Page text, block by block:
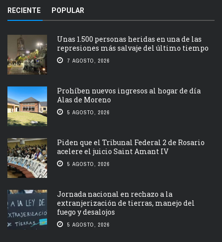
RECIENTE POPULAR
Unas 1.500 personas heridas en una de las
represiones más salvaje del último tiempo
7 AGOSTO, 2026
Prohíben nuevos ingresos al hogar de día
Alas de Moreno
5 AGOSTO, 2026
Piden que el Tribunal Federal 2 de Rosario
acelere el juicio Saint Amant IV
5 AGOSTO, 2026
Jornada nacional en rechazo a la
extranjerización de tierras, manejo del
fuego y desalojos
5 AGOSTO, 2026